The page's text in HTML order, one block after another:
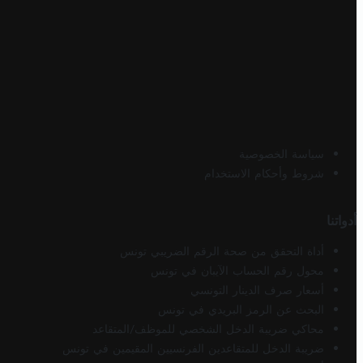
سياسة الخصوصية
شروط وأحكام الاستخدام
أدواتنا
أداة التحقق من صحة الرقم الضريبي تونس
محول رقم الحساب الآيبان في تونس
أسعار صرف الدينار التونسي
البحث عن الرمز البريدي في تونس
محاكي ضريبة الدخل الشخصي للموظف/المتقاعد
ضريبة الدخل للمتقاعدين الفرنسيين المقيمين في تونس